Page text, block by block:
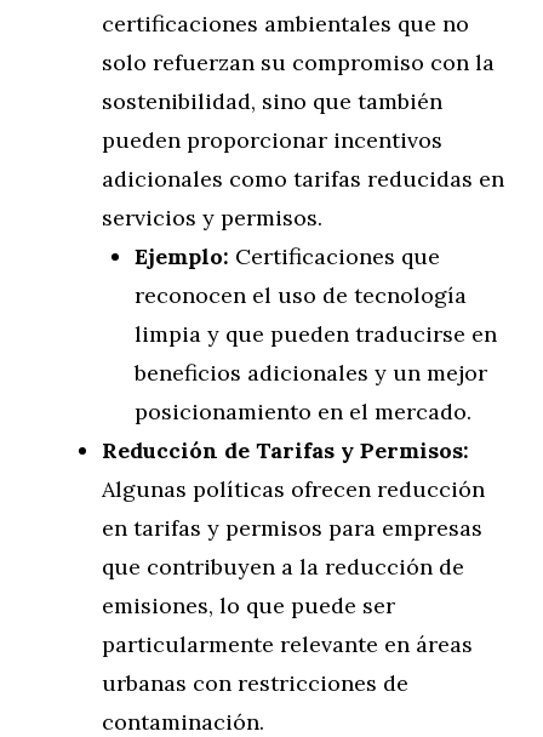
certificaciones ambientales que no
solo refuerzan su compromiso con la
sostenibilidad, sino que también
pueden proporcionar incentivos
adicionales como tarifas reducidas en
servicios y permisos.
Ejemplo: Certificaciones que
reconocen el uso de tecnología
limpia y que pueden traducirse en
beneficios adicionales y un mejor
posicionamiento en el mercado.
Reducción de Tarifas y Permisos:
Algunas políticas ofrecen reducción
en tarifas y permisos para empresas
que contribuyen a la reducción de
emisiones, lo que puede ser
particularmente relevante en áreas
urbanas con restricciones de
contaminación.